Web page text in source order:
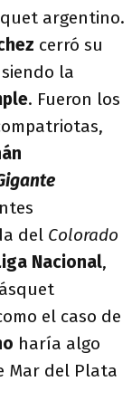
argentino.
cerró su
siendo la
. Fueron los
del Colorado
Nacional,
el caso de
haría algo
Mar del Plata